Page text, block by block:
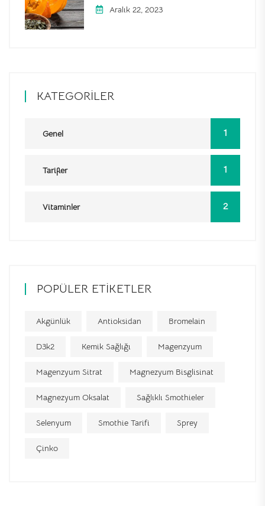
Aralık 22, 2023
KATEGORILER
Genel 1
Tarifler 1
Vitaminler 2
POPÜLER ETIKETLER
Akgünlük Antioksidan Bromelain
D3k2 Kemik Sağlığı Magenzyum
Magenzyum Sitrat Magnezyum Bisglisinat
Magnezyum Oksalat Sağlıklı Smothieler
Selenyum Smothie Tarifi Sprey
Çinko